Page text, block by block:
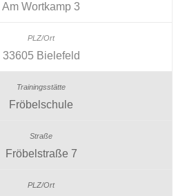
Am Wortkamp 3
33605 Bielefeld
Fröbelschule
Fröbelstraße 7